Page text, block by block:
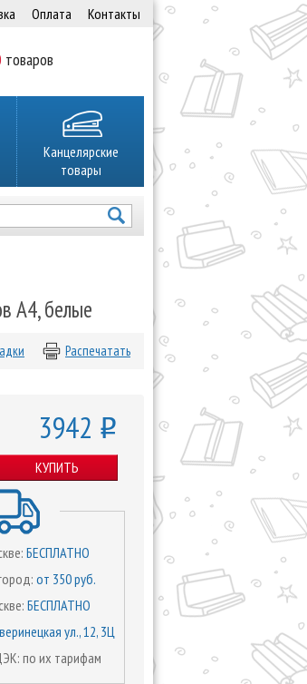
Оплата Контакты
товаров
Канцелярские
товары
А4, белые
Распечатать
3942 o
КУПИТЬ
БЕСПЛАТНО
от 350 руб.
БЕСПЛАТНО
ул., 12, 3Ц
по их тарифам